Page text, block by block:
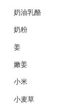
奶油乳酪
奶粉
姜
嫩姜
小米
小麦草